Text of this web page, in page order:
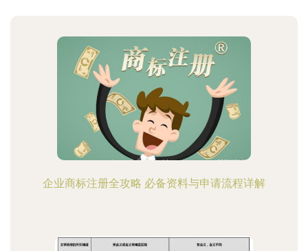
企业商标注册全攻略 必备资料与申请流程详解